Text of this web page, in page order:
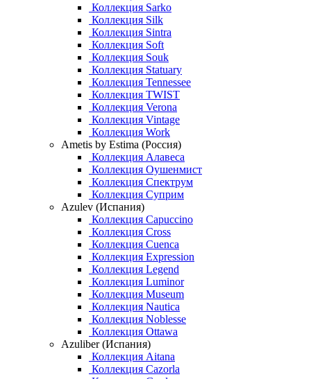
Коллекция Sarko
Коллекция Silk
Коллекция Sintra
Коллекция Soft
Коллекция Souk
Коллекция Statuary
Коллекция Tennessee
Коллекция TWIST
Коллекция Verona
Коллекция Vintage
Коллекция Work
Ametis by Estima (Россия)
Коллекция Алавеса
Коллекция Оушенмист
Коллекция Спектрум
Коллекция Суприм
Azulev (Испания)
Коллекция Capuccino
Коллекция Cross
Коллекция Cuenca
Коллекция Expression
Коллекция Legend
Коллекция Luminor
Коллекция Museum
Коллекция Nautica
Коллекция Noblesse
Коллекция Ottawa
Azuliber (Испания)
Коллекция Aitana
Коллекция Cazorla